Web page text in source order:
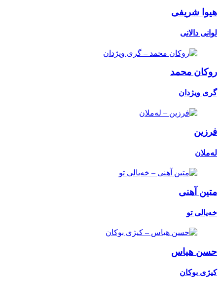
هیوا شریفی
لوانی دالانی
روکان محمد
گری ویژدان
فرزین
لەملان
متین آهنی
خەیالی تو
حسن هیاس
کیژی بوکان